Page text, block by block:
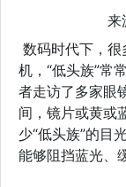
数码时代下，
机，“低头族”常
者走访了多家眼
间，镜片或黄或
少“低头族”的目
能够阻挡蓝光、